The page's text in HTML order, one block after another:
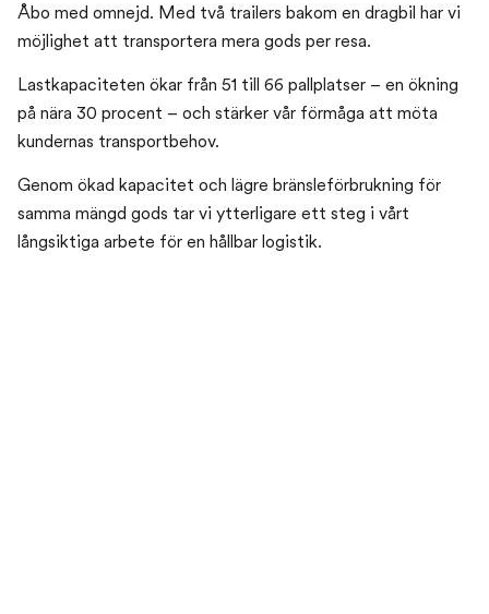
Åbo med omnejd. Med två trailers bakom en dragbil har vi
möjlighet att transportera mera gods per resa.
Lastkapaciteten ökar från 51 till 66 pallplatser – en ökning
på nära 30 procent – och stärker vår förmåga att möta
kundernas transportbehov.
Genom ökad kapacitet och lägre bränsleförbrukning för
samma mängd gods tar vi ytterligare ett steg i vårt
långsiktiga arbete för en hållbar logistik.